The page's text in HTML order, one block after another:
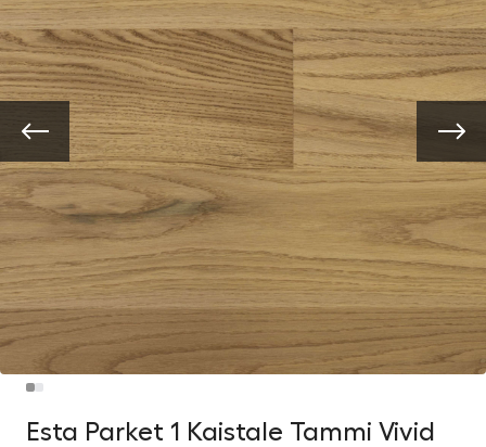
Esta Parket 1 Kaistale Tammi Vivid